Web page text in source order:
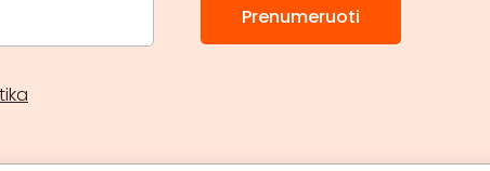
Prenumeruoti